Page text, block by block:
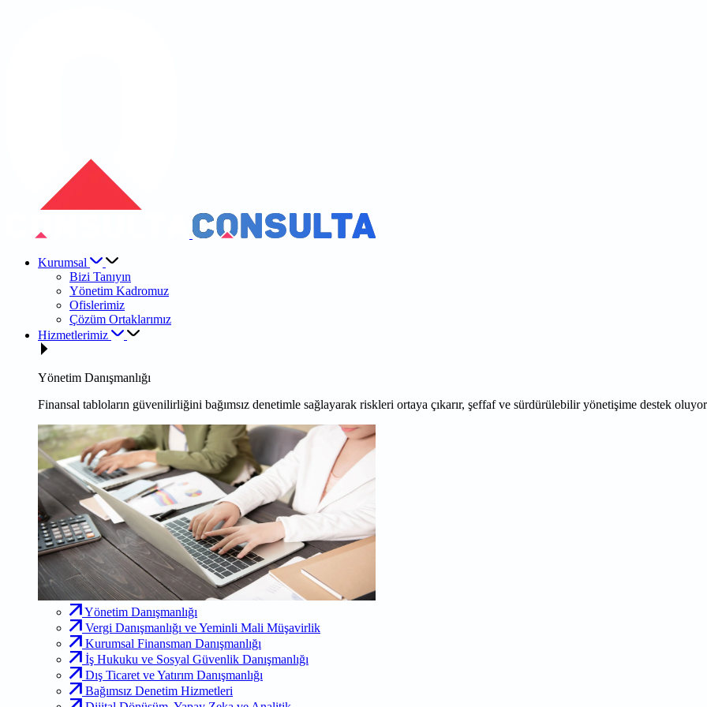
Kurumsal
Bizi Tanıyın
Yönetim Kadromuz
Ofislerimiz
Çözüm Ortaklarımız
Hizmetlerimiz
Yönetim Danışmanlığı
Finansal tabloların güvenilirliğini bağımsız denetimle sağlayarak riskleri ortaya çıkarır, şeffaf ve sürdürülebilir yönetişime destek
Yönetim Danışmanlığı
Vergi Danışmanlığı ve Yeminli Mali Müşavirlik
Kurumsal Finansman Danışmanlığı
İş Hukuku ve Sosyal Güvenlik Danışmanlığı
Dış Ticaret ve Yatırım Danışmanlığı
Bağımsız Denetim Hizmetleri